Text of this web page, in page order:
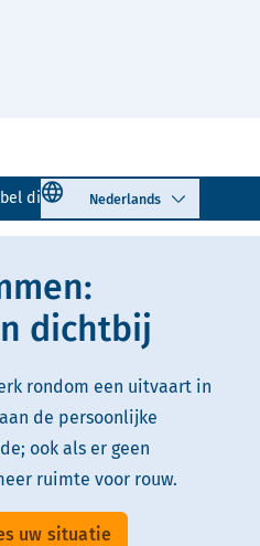
direct! 0591 - 726 065
Select language
woorden
dichtbij
rondom een uitvaart in
de persoonlijke
ook als er geen
ruimte voor rouw.
uw situatie